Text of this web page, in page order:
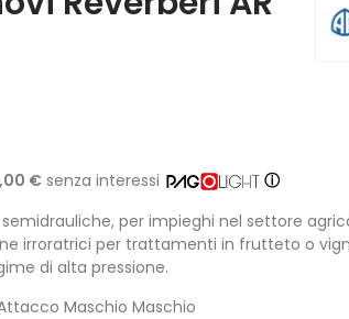
€ senza interessi
ⓘ
per impieghi nel settore
irroratrici per trattamenti in frutteto o
di alta pressione.
Maschio Maschio